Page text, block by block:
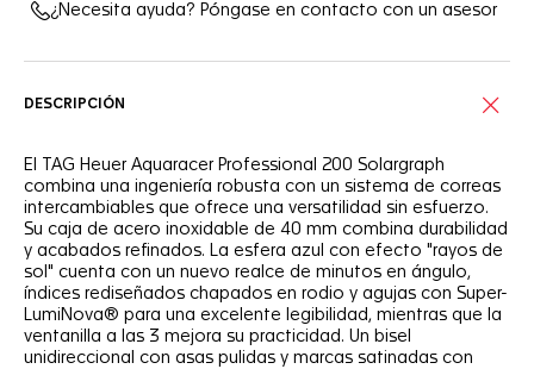
¿Necesita ayuda? Póngase en contacto con un asesor
DESCRIPCIÓN
El TAG Heuer Aquaracer Professional 200 Solargraph
combina una ingeniería robusta con un sistema de correas
intercambiables que ofrece una versatilidad sin esfuerzo.
Su caja de acero inoxidable de 40 mm combina durabilidad
y acabados refinados. La esfera azul con efecto "rayos de
sol" cuenta con un nuevo realce de minutos en ángulo,
índices rediseñados chapados en rodio y agujas con Super-
LumiNova® para una excelente legibilidad, mientras que la
ventanilla a las 3 mejora su practicidad. Un bisel
unidireccional con asas pulidas y marcas satinadas con